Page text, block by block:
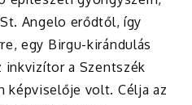
Angelo erődtől, így
egy Birgu-kirándulás
inkvizítor a Szentszék
képviselője volt. Célja az